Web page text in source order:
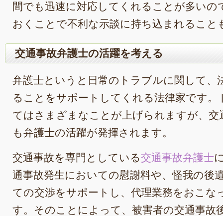
間でも迅速に対応してくれることが多いの
おくことで不利な示談に持ち込まれること
交通事故弁護士の活躍を考える
弁護士というと日常のトラブルに関して、
ることをサポートしてくれる法律家です。
てはさまざまなことが上げられますが、交
も弁護士の活躍が発揮されます。
交通事故を専門としている交通事故弁護士
通事故発生においての慰謝料や、怪我の後
ての交渉をサポートし、代理業務をおこな
す。そのことによって、被害者の交通事故